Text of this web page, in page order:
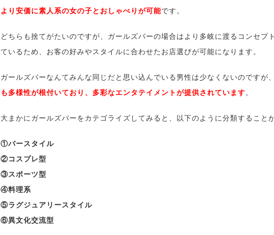
より安価に素人系の女の子とおしゃべりが可能です。
どちらも捨てがたいのですが、ガールズバーの場合はより多岐に渡るコンセプ
ているため、お客の好みやスタイルに合わせたお店選びが可能になります。
ガールズバーなんてみんな同じだと思い込んでいる男性は少なくないのですが、
も多様性が根付いており、多彩なエンタテイメントが提供されています。
大まかにガールズバーをカテゴライズしてみると、以下のように分類すること
①バースタイル
②コスプレ型
③スポーツ型
④料理系
⑤ラグジュアリースタイル
⑥異文化交流型